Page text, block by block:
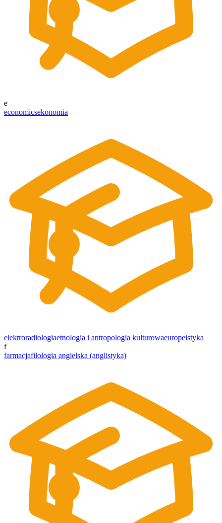
e
economicsekonomia
elektroradiologiaetnologia i antropologia kulturowaeuropeistyka
f
farmacjafilologia angielska (anglistyka)